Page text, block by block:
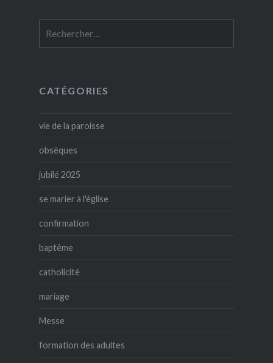
CATÉGORIES
vie de la paroisse
obsèques
jubilé 2025
se marier à l'église
confirmation
baptême
catholicité
mariage
Messe
formation des adultes